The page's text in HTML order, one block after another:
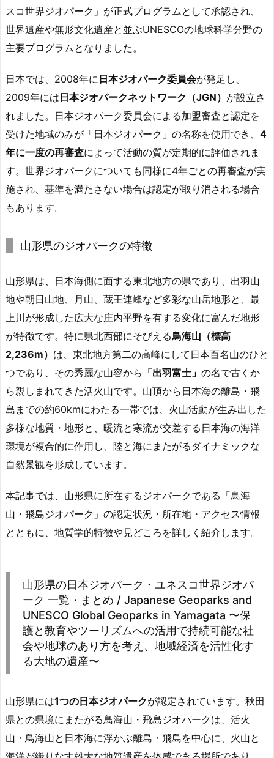
スコ世界ジオパーク」が正式プログラムとして承認され、
世界遺産や無形文化遺産と並ぶUNESCOの地球科学分野の
主要プログラムとなりました。
日本では、2008年に 日本ジオパーク委員会が発足し、
2009年には 日本ジオパークネットワーク（JGN） が設立さ
れました。日本ジオパーク委員会による加盟審査と認定を
受けた地域のみが「日本ジオパーク」の名称を使用でき、 4
年に一度の再審査によって活動の質が定期的に評価されま
す。世界ジオパークについても同様に4年ごとの再審査が実
施され、基準を満たさない場合は認定が取り消される場合
もあります。
山形県のジオパークの特徴
山形県は、日本海側に面する東北地方の県であり、出羽山
地や朝日山地、月山、蔵王連峰など多彩な山岳地形と、最
上川が形成した広大な庄内平野を有する変化に富んだ地形
が特徴です。特に県北西部にそびえる鳥海山（標高
2,236m） は、東北地方第二の高峰にして日本百名山のひと
つであり、その秀麗な山容から 「出羽富士」 の名で古くか
ら親しまれてきた活火山です。山頂から日本海の離島・飛
島までの約60kmにわたる一帯では、火山活動が生み出した
多様な地質・地形と、暖流と寒流が交差する日本海の海洋
環境が複合的に作用し、陸と海にまたがるダイナミックな
自然景観を形成しています。
本記事では、山形県に所在するジオパークである「鳥海
山・飛島ジオパーク」の認定状況・所在地・アクセス情報
とともに、地質学的特徴や見どころを詳しく紹介します。
山形県の日本ジオパーク・ユネスコ世界ジオパ
ーク 一覧・まとめ / Japanese Geoparks and
UNESCO Global Geoparks in Yamagata 〜保
護と教育やツーリズムへの活用で持続可能な社
会や地球のあり方を考え、地域経済を活性化す
る大地の遺産〜
山形県には1つの日本ジオパークが認定されています。秋田
県との県境にまたがる鳥海山・飛島ジオパークは、活火
山・鳥海山と日本海に浮かぶ離島・飛島を中心に、火山と